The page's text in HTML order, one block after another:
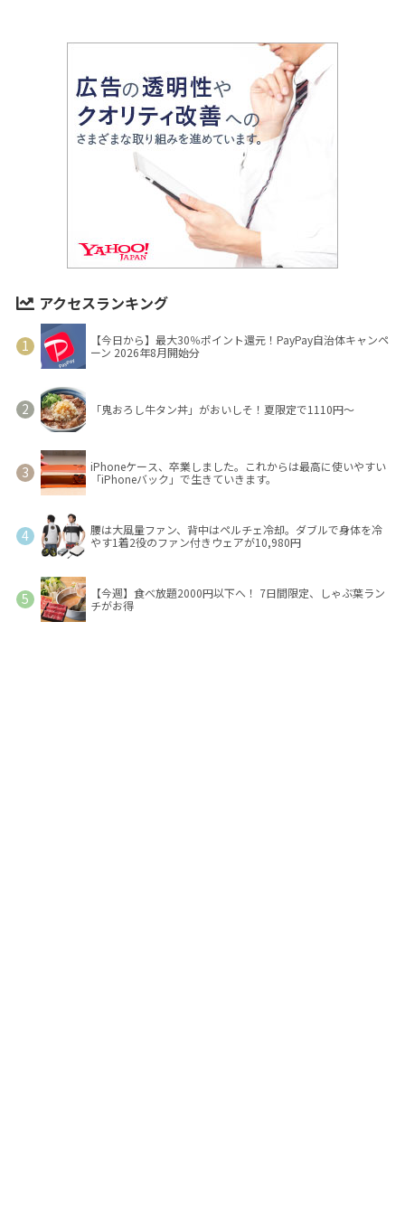
アクセスランキング
【今日から】最大30％ポイント還元！PayPay自治体キャンペ
ーン 2026年8月開始分
「鬼おろし牛タン丼」がおいしそ！夏限定で1110円～
iPhoneケース、卒業しました。これからは最高に使いやすい
「iPhoneバック」で生きていきます。
腰は大風量ファン、背中はペルチェ冷却。ダブルで身体を冷
やす1着2役のファン付きウェアが10,980円
【今週】食べ放題2000円以下へ！ 7日間限定、しゃぶ葉ラン
チがお得